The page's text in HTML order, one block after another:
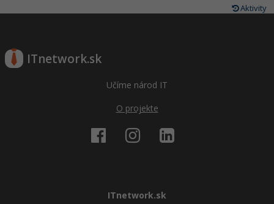
Aktivity
ITnetwork.sk
Učíme národ IT
O projekte
ITnetwork.sk